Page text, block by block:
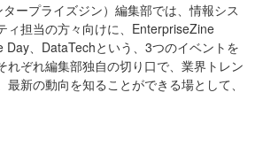
ープライズジン）編集部では、情報シス
ィ担当の方々向けに、EnterpriseZine
Day、DataTechという、3つのイベントを
れぞれ編集部独自の切り口で、業界トレン
最新の動向を知ることができる場として、